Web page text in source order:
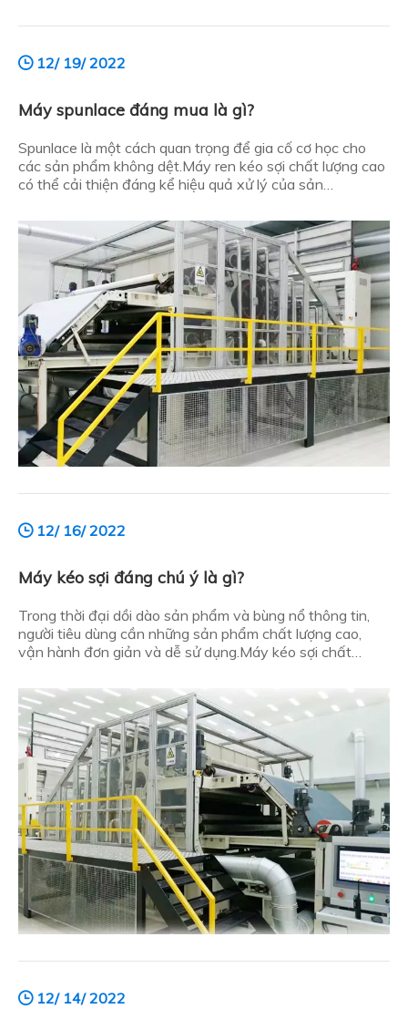
12/ 19/ 2022
Máy spunlace đáng mua là gì?
Spunlace là một cách quan trọng để gia cố cơ học cho
các sản phẩm không dệt.Máy ren kéo sợi chất lượng cao
có thể cải thiện đáng kể hiệu quả xử lý của sản
cũng đáng mua.Vì vậy, một máy spunlace đáng mua là
gì? Đây là sơ lược:
12/ 16/ 2022
Máy kéo sợi đáng chú ý là gì?
Trong thời đại dồi dào sản phẩm và bùng nổ thông tin,
người tiêu dùng cần những sản phẩm chất lượng cao,
vận hành đơn giản và dễ sử dụng.Máy kéo sợi chất
12/ 14/ 2022